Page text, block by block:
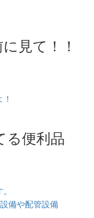
見て！！
る便利品